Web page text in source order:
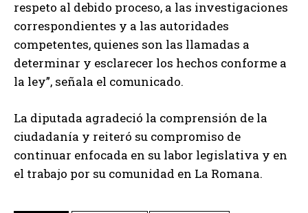
respeto al debido proceso, a las investigaciones
correspondientes y a las autoridades
competentes, quienes son las llamadas a
determinar y esclarecer los hechos conforme a
la ley”, señala el comunicado.
La diputada agradeció la comprensión de la
ciudadanía y reiteró su compromiso de
continuar enfocada en su labor legislativa y en
el trabajo por su comunidad en La Romana.